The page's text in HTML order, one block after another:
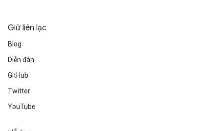
Giữ liên lạc
Blog
Diễn đàn
GitHub
Twitter
YouTube